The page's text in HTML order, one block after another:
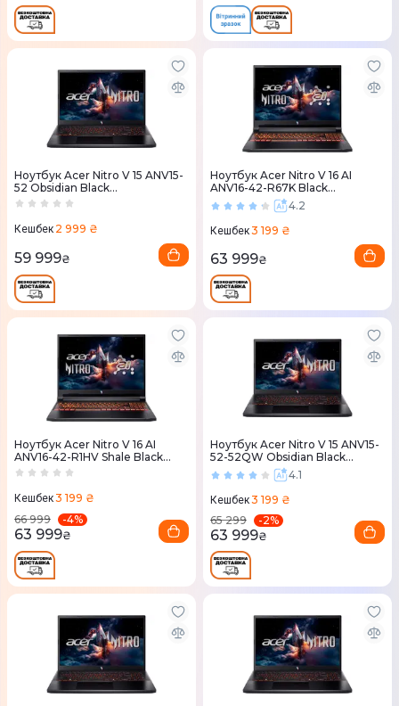
Ноутбук Acer Nitro V 15 ANV15-
52 Obsidian Black
(NH.QV2EU.00V)
Кешбек 2 999 ₴
59 999₴
Ноутбук Acer Nitro V 16 AI
ANV16-42-R67K Black
(NH.U1JEU.009)4.2
Кешбек3 199 ₴
63 999₴
Ноутбук Acer Nitro V 16 AI
ANV16-42-R1HV Shale Black
(NH.U1JEU.008)
Кешбек3 199 ₴
66 999
-4%
63 999₴
Ноутбук Acer Nitro V 15 ANV15-
52-52QW Obsidian Black
(NH.QV2EU.00X)
4.1
Кешбек3 199 ₴
65 299
-2%
63 999₴